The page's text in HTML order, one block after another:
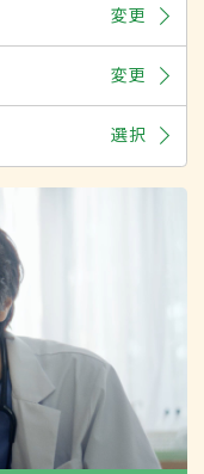
変更
変更
選択